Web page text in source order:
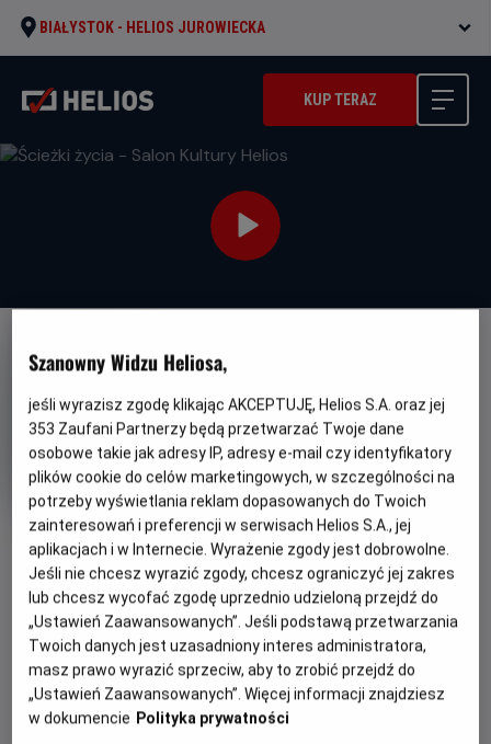
BIAŁYSTOK - HELIOS JUROWIECKA
KUP TERAZ
OBSERWUJ
Ścieżki życia - Salon Kultury
Helios
Oryginalny
tytuł
The Salt Path Gatunek
Dramat
Minimalny
wiek
Od 15 lat
Czas
trwania
146 min
OCENA HELIOS
6.7
REŻYSERIA
Marianne Elliott
SCENARIUSZ
Rebecca Lenkiewicz, Raynor
Winn
OBSADA
Jason Isaacs, Gillian Anderson, Denis Lill
WIĘCEJ SZCZEGÓŁÓW
OPIS WYDARZENIA
Raynor (Gillian Anderson) i Moth (Jason Isaacs),
małżeństwo z wieloletnim stażem, w jednej chwili tracą
Szanowny Widzu Heliosa,
jeśli wyrazisz zgodę klikając AKCEPTUJĘ, Helios S.A. oraz jej
353 Zaufani Partnerzy będą przetwarzać Twoje dane
osobowe takie jak adresy IP, adresy e-mail czy identyfikatory
plików cookie do celów marketingowych, w szczególności na
potrzeby wyświetlania reklam dopasowanych do Twoich
zainteresowań i preferencji w serwisach Helios S.A., jej
aplikacjach i w Internecie. Wyrażenie zgody jest dobrowolne.
Jeśli nie chcesz wyrazić zgody, chcesz ograniczyć jej zakres
lub chcesz wycofać zgodę uprzednio udzieloną przejdź do
„Ustawień Zaawansowanych”. Jeśli podstawą przetwarzania
Twoich danych jest uzasadniony interes administratora,
masz prawo wyrazić sprzeciw, aby to zrobić przejdź do
„Ustawień Zaawansowanych”. Więcej informacji znajdziesz
w dokumencie Polityka prywatności